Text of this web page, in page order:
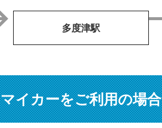
多度津駅
マイカーをご利用の場合